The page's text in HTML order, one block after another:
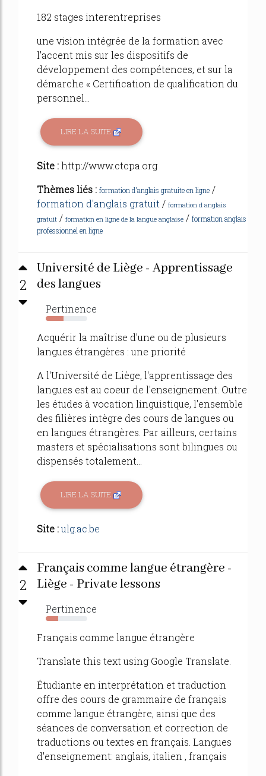
182 stages interentreprises
une vision intégrée de la formation avec
l'accent mis sur les dispositifs de
développement des compétences, et sur la
démarche « Certification de qualification du
personnel...
LIRE LA SUITE
Site :http://www.ctcpa.org
Thèmes liés : formation d'anglais gratuite en ligne /
formation d'anglais gratuit / formation d anglais
gratuit / formation en ligne de la langue anglaise / formation anglais
professionnel en ligne
2
Université de Liège - Apprentissage
des langues
Pertinence
43%
Acquérir la maîtrise d'une ou de plusieurs
langues étrangères : une priorité
A l'Université de Liège, l'apprentissage des
langues est au coeur de l'enseignement. Outre
les études à vocation linguistique, l'ensemble
des filières intègre des cours de langues ou
en langues étrangères. Par ailleurs, certains
masters et spécialisations sont bilingues ou
dispensés totalement...
LIRE LA SUITE
Site :ulg.ac.be
2
Français comme langue étrangère -
Liège - Private lessons
Pertinence
30%
Français comme langue étrangère
Translate this text using Google Translate.
Étudiante en interprétation et traduction
offre des cours de grammaire de français
comme langue étrangère, ainsi que des
séances de conversation et correction de
traductions ou textes en français. Langues
d'enseignement: anglais, italien , français